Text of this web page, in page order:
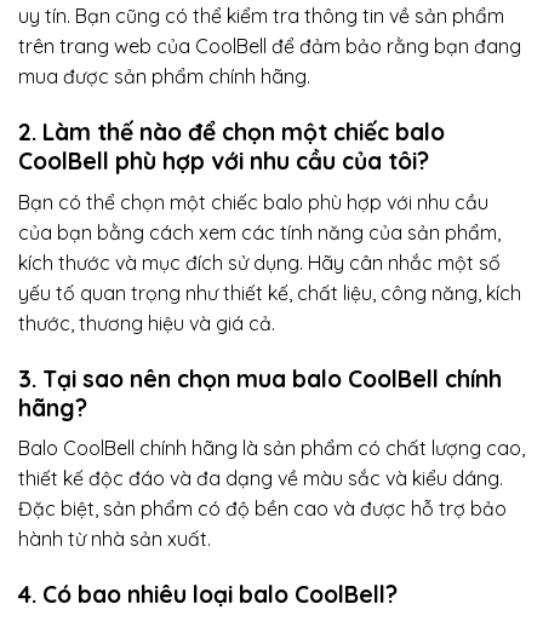
uy tín. Bạn cũng có thể kiểm tra thông tin về sản phẩm
trên trang web của CoolBell để đảm bảo rằng bạn đang
mua được sản phẩm chính hãng.
2. Làm thế nào để chọn một chiếc balo
CoolBell phù hợp với nhu cầu của tôi?
Bạn có thể chọn một chiếc balo phù hợp với nhu cầu
của bạn bằng cách xem các tính năng của sản phẩm,
kích thước và mục đích sử dụng. Hãy cân nhắc một số
yếu tố quan trọng như thiết kế, chất liệu, công năng, kích
thước, thương hiệu và giá cả.
3. Tại sao nên chọn mua balo CoolBell chính
hãng?
Balo CoolBell chính hãng là sản phẩm có chất lượng cao,
thiết kế độc đáo và đa dạng về màu sắc và kiểu dáng.
Đặc biệt, sản phẩm có độ bền cao và được hỗ trợ bảo
hành từ nhà sản xuất.
4. Có bao nhiêu loại balo CoolBell?